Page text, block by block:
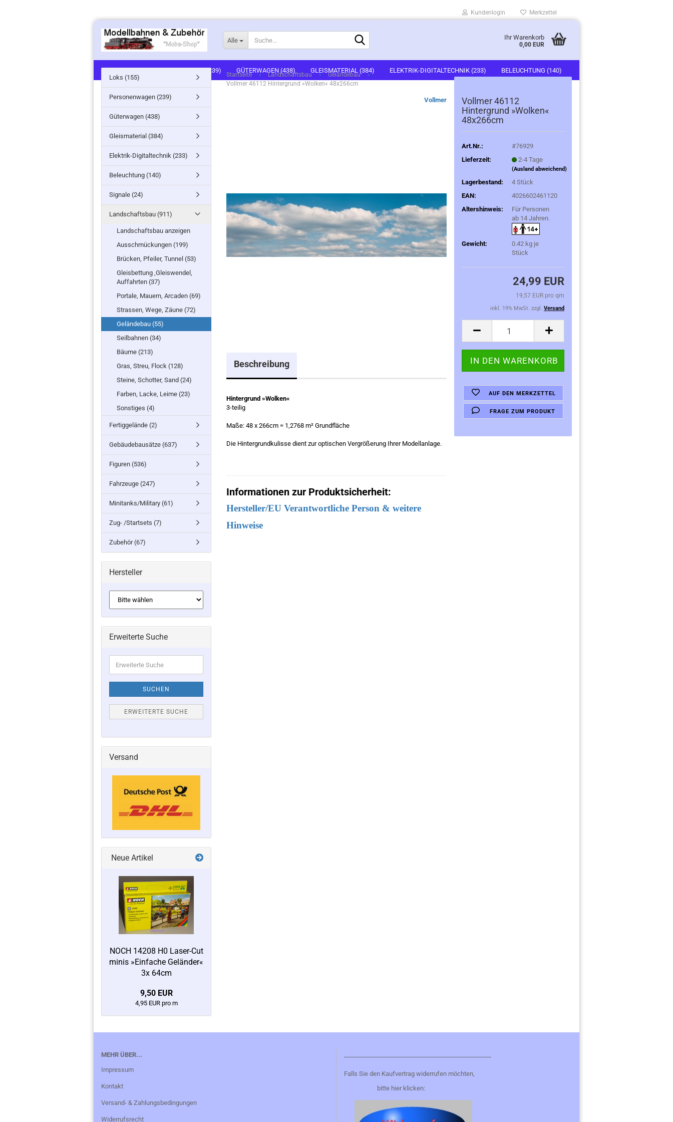
Kundenlogin Merkzettel
Alle Ihr Warenkorb
0,00 EUR
LOKS (155) PERSONENWAGEN (239) GÜTERWAGEN (438) GLEISMATERIAL (384) ELEKTRIK-DIGITALTECHNIK (233) BELEUCHTUNG (140)
Startseite » Landschaftsbau » Geländebau »
Vollmer 46112 Hintergrund »Wolken« 48x266cm
Vollmer
Vollmer 46112
Hintergrund »Wolken«
48x266cm
Art.Nr.:
#76929
Lieferzeit:
2-4 Tage
(Ausland abweichend)
Lagerbestand: 4Stück
EAN:
4026602461120
Altershinweis:
Für Personen
ab 14 Jahren.
Gewicht: 0.42 kg je
Stück
24,99 EUR
19,57 EUR pro qm
inkl. 19% MwSt. zzgl. Versand
AUF DEN MERKZETTEL
FRAGE ZUM PRODUKT
Beschreibung
Hintergrund »Wolken«
3-teilig
Maße: 48 x 266cm = 1,2768 m² Grundfläche
Die Hintergrundkulisse dient zur optischen Vergrößerung Ihrer Modellanlage.
Informationen zur Produktsicherheit:
Hersteller/EU Verantwortliche Person & weitere
Hinweise
Loks (155)
Personenwagen (239)
Güterwagen (438)
Gleismaterial (384)
Elektrik-Digitaltechnik (233)
Beleuchtung (140)
Signale (24)
Landschaftsbau (911)
Landschaftsbau anzeigen
Ausschmückungen (199)
Brücken, Pfeiler, Tunnel (53)
Gleisbettung ,Gleiswendel,
Auffahrten (37)
Portale, Mauern, Arcaden (69)
Strassen, Wege, Zäune (72)
Geländebau (55)
Seilbahnen (34)
Bäume (213)
Gras, Streu, Flock (128)
Steine, Schotter, Sand (24)
Farben, Lacke, Leime (23)
Sonstiges (4)
Fertiggelände (2)
Gebäudebausätze (637)
Figuren (536)
Fahrzeuge (247)
Minitanks/Military (61)
Zug- /Startsets (7)
Zubehör (67)
Hersteller
Erweiterte Suche
Suche
SUCHEN
ERWEITERTE SUCHE
Versand
Neue Artikel
NOCH 14208 H0 Laser-Cut
minis »Einfache Geländer«
3x 64cm
9,50 EUR
4,95 EUR pro m
MEHR ÜBER...
Impressum
Kontakt
Versand- & Zahlungsbedingungen
Widerrufsrecht
Falls Sie den Kaufvertrag widerrufen möchten,
bitte hier klicken: